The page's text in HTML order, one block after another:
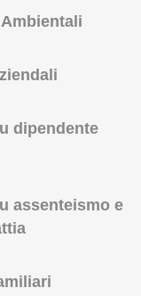
dipendente
assenteismo e